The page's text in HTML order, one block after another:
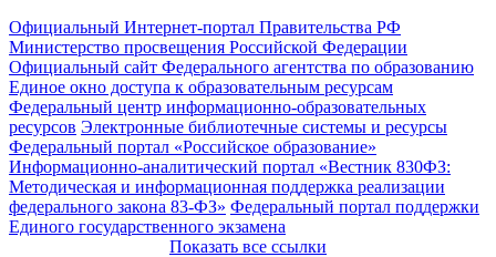
Официальный Интернет-портал Правительства РФ
Министерство просвещения Российской Федерации
Официальный сайт Федерального агентства по образованию
Единое окно доступа к образовательным ресурсам
Федеральный центр информационно-образовательных
ресурсов Электронные библиотечные системы и ресурсы
Федеральный портал «Российское образование»
Информационно-аналитический портал «Вестник 830ФЗ:
Методическая и информационная поддержка реализации
федерального закона 83-ФЗ» Федеральный портал поддержки
Единого государственного экзамена
Показать все ссылки